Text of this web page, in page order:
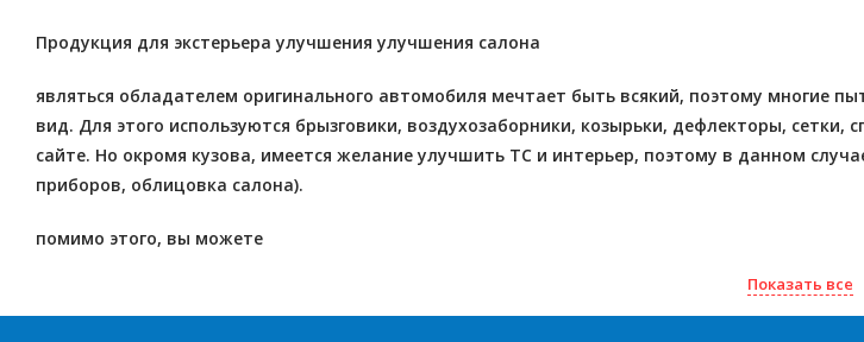
Продукция для экстерьера улучшения улучшения салона
являться обладателем оригинального автомобиля мечтает быть всякий, поэтому многие
вид. Для этого используются брызговики, воздухозаборники, козырьки, дефлекторы,
сайте. Но окромя кузова, имеется желание улучшить ТС и интерьер, поэтому в данном
приборов, облицовка салона).
помимо этого, вы можете
Показать все